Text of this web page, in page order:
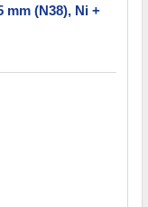
mm (N38), Ni +